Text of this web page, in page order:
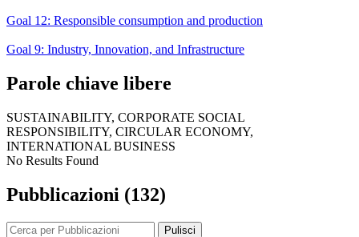
Goal 12: Responsible consumption and production
Goal 9: Industry, Innovation, and Infrastructure
Parole chiave libere
SUSTAINABILITY, CORPORATE SOCIAL
RESPONSIBILITY, CIRCULAR ECONOMY,
INTERNATIONAL BUSINESS
No Results Found
Pubblicazioni (132)
Pulisci